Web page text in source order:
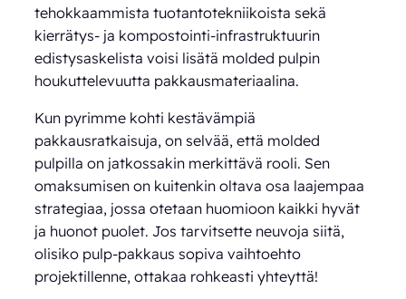
tehokkaammista tuotantotekniikoista sekä
kierrätys- ja kompostointi-infrastruktuurin
edistysaskelista voisi lisätä molded pulpin
houkuttelevuutta pakkausmateriaalina.
Kun pyrimme kohti kestävämpiä
pakkausratkaisuja, on selvää, että molded
pulpilla on jatkossakin merkittävä rooli. Sen
omaksumisen on kuitenkin oltava osa laajempaa
strategiaa, jossa otetaan huomioon kaikki hyvät
ja huonot puolet. Jos tarvitsette neuvoja siitä,
olisiko pulp-pakkaus sopiva vaihtoehto
projektillenne, ottakaa rohkeasti yhteyttä!